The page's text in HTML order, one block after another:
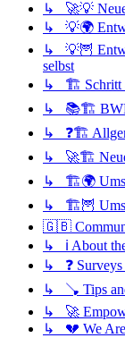
↳ 🚀💡 Neue
↳ 💡🌍
↳ 💡🦉
selbst
↳ 🏗️ Schritt
↳ 📚🏗️ BWF-
↳ ❓🏗️
↳ 🚀🏗️ Neue
↳ 🏗️🌍
↳ 🏗️🦉
🇬🇧
↳ ℹ️ About
↳ ❓ Surveys
↳ 🪠 Tips
↳ 🚀
↳ 💔 We Are